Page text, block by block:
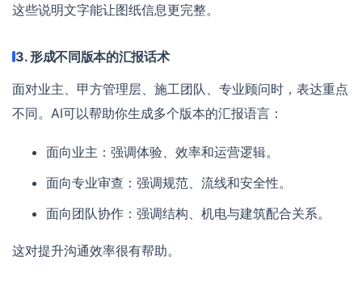
这些说明文字能让图纸信息更完整。
3. 形成不同版本的汇报话术
面对业主、甲方管理层、施工团队、专业顾问时，表达重点
不同。AI可以帮助你生成多个版本的汇报语言：
面向业主：强调体验、效率和运营逻辑。
面向专业审查：强调规范、流线和安全性。
面向团队协作：强调结构、机电与建筑配合关系。
这对提升沟通效率很有帮助。